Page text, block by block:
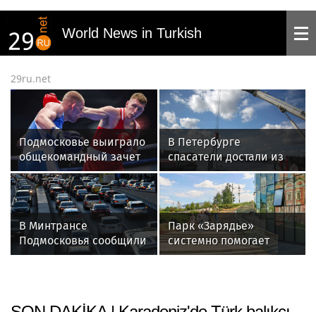
World News in Turkish
29ru.net
Подмосковье выиграло
общекомандный зачет
на всероссийской
спартакиаде
В Петербурге
спасатели достали из
Невы машину
В Минтрансе
Подмосковья сообщили
о пробках в 3 балла
Парк «Зарядье»
системно помогает
ветеранам СВО и их